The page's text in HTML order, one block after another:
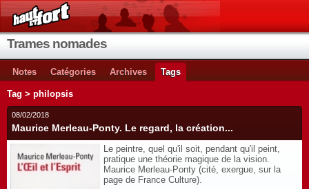
Trames nomades
Notes Catégories Archives Tags
Tag > philopsis
08/02/2018
Maurice Merleau-Ponty. Le regard, la création...
Le peintre, quel qu'il soit, pendant qu'il peint,
pratique une théorie magique de la vision.
Maurice Merleau-Ponty (cité, exergue, sur la
page de France Culture).